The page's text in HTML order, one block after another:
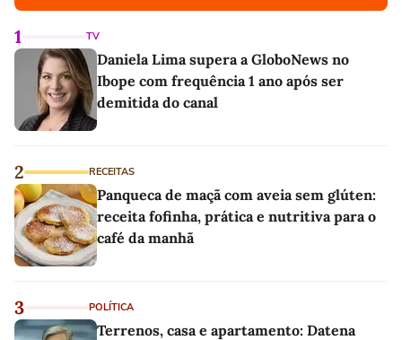
1 TV
Daniela Lima supera a GloboNews no
Ibope com frequência 1 ano após ser
demitida do canal
2 RECEITAS
Panqueca de maçã com aveia sem glúten:
receita fofinha, prática e nutritiva para o
café da manhã
3 POLÍTICA
Terrenos, casa e apartamento: Datena